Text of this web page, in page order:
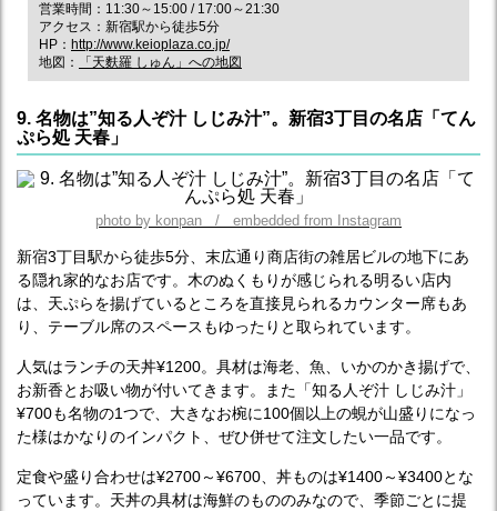
営業時間：11:30～15:00 / 17:00～21:30
アクセス：新宿駅から徒歩5分
HP： http://www.keioplaza.co.jp/
地図：
「天麩羅 しゅん」への地図
9. 名物は”知る人ぞ汁 しじみ汁”。新宿3丁目の名店「てん
ぷら処 天春」
photo by konpan / embedded from Instagram
新宿3丁目駅から徒歩5分、末広通り商店街の雑居ビルの地下にあ
る隠れ家的なお店です。木のぬくもりが感じられる明るい店内
は、天ぷらを揚げているところを直接見られるカウンター席もあ
り、テーブル席のスペースもゆったりと取られています。
人気はランチの天丼¥1200。具材は海老、魚、いかのかき揚げで、
お新香とお吸い物が付いてきます。また「知る人ぞ汁 しじみ汁」
¥700も名物の1つで、大きなお椀に100個以上の蜆が山盛りになっ
た様はかなりのインパクト、ぜひ併せて注文したい一品です。
定食や盛り合わせは¥2700～¥6700、丼ものは¥1400～¥3400とな
っています。天丼の具材は海鮮のもののみなので、季節ごとに提